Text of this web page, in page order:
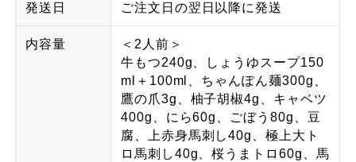
発送日 ご注文日の翌日以降に発送
内容量
＜2人前＞
牛もつ240g、しょうゆスープ150
ml＋100ml、ちゃんぽん麺300g、
鷹の爪3g、柚子胡椒4g、キャベツ
400g、にら60g、ごぼう80g、豆
腐、上赤身馬刺し40g、極上大ト
ロ馬刺し40g、桜うまトロ60g、馬